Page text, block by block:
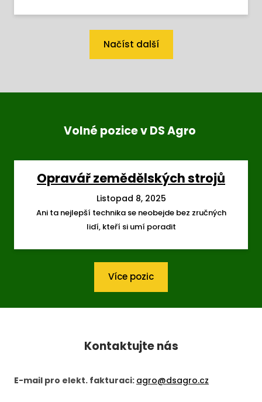
Načíst další
Volné pozice v DS Agro
Opravář zemědělských strojů
Listopad 8, 2025
Ani ta nejlepší technika se neobejde bez zručných
lidí, kteří si umí poradit
Více pozic
Kontaktujte nás
E-mail pro elekt. fakturaci: agro@dsagro.cz